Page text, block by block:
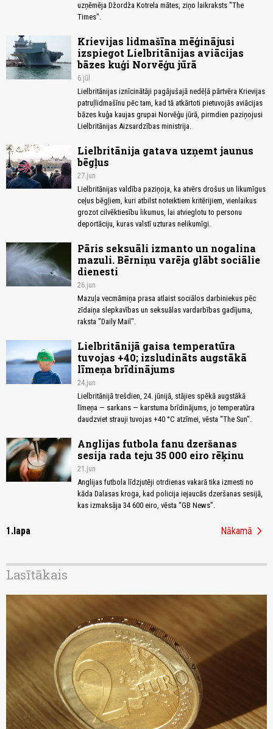
uzņēmēja Džordža Kotrela mātes, ziņo laikraksts "The
Times".
Krievijas lidmašīna mēģinājusi
izspiegot Lielbritānijas aviācijas
bāzes kuģi Norvēģu jūrā
6.jūl
Lielbritānijas iznīcinātāji pagājušajā nedēļā pārtvēra Krievijas
patruļlidmašīnu pēc tam, kad tā atkārtoti pietuvojās aviācijas
bāzes kuģa kaujas grupai Norvēģu jūrā, pirmdien paziņojusi
Lielbritānijas Aizsardzības ministrija.
Lielbritānija gatava uzņemt jaunus
bēgļus
27.jun
Lielbritānijas valdība paziņoja, ka atvērs drošus un likumīgus
ceļus bēgļiem, kuri atbilst noteiktiem kritērijiem, vienlaikus
grozot cilvēktiesību likumus, lai atvieglotu to personu
deportāciju, kuras valstī uzturas nelikumīgi.
Pāris seksuāli izmanto un nogalina
mazuli. Bērniņu varēja glābt sociālie
dienesti
26.jun
Mazuļa vecmāmiņa prasa atlaist sociālos darbiniekus pēc
zīdaiņa slepkavības un seksuālas vardarbības gadījuma,
raksta "Daily Mail".
Lielbritānijā gaisa temperatūra
tuvojas +40; izsludināts augstākā
līmeņa brīdinājums
24.jun
Lielbritānijā trešdien, 24. jūnijā, stājies spēkā augstākā
līmeņa — sarkans — karstuma brīdinājums, jo temperatūra
daudzviet strauji tuvojas +40 °C atzīmei, vēsta "The Sun".
Anglijas futbola fanu dzeršanas
sesija rada teju 35 000 eiro rēķinu
21.jun
Anglijas futbola līdzjutēji otrdienas vakarā tika izmesti no
kāda Dalasas kroga, kad policija iejaucās dzeršanas sesijā,
kas izmaksāja 34 600 eiro, vēsta “GB News”.
1.lapa Nākamā chevron_right
Lasītākais